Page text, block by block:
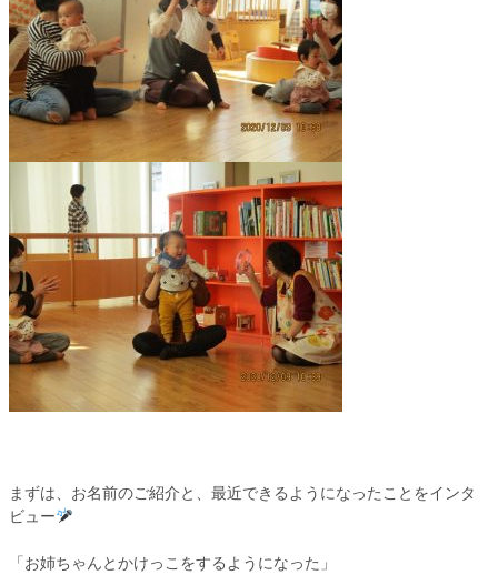
まずは、お名前のご紹介と、最近できるようになったことをインタ
ビュー
「お姉ちゃんとかけっこをするようになった」